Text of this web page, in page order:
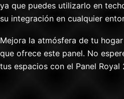
ya que puedes utilizarlo en
su integración en cualquier
Mejora la atmósfera de tu
que ofrece este panel. No
tus espacios con el Panel Royal